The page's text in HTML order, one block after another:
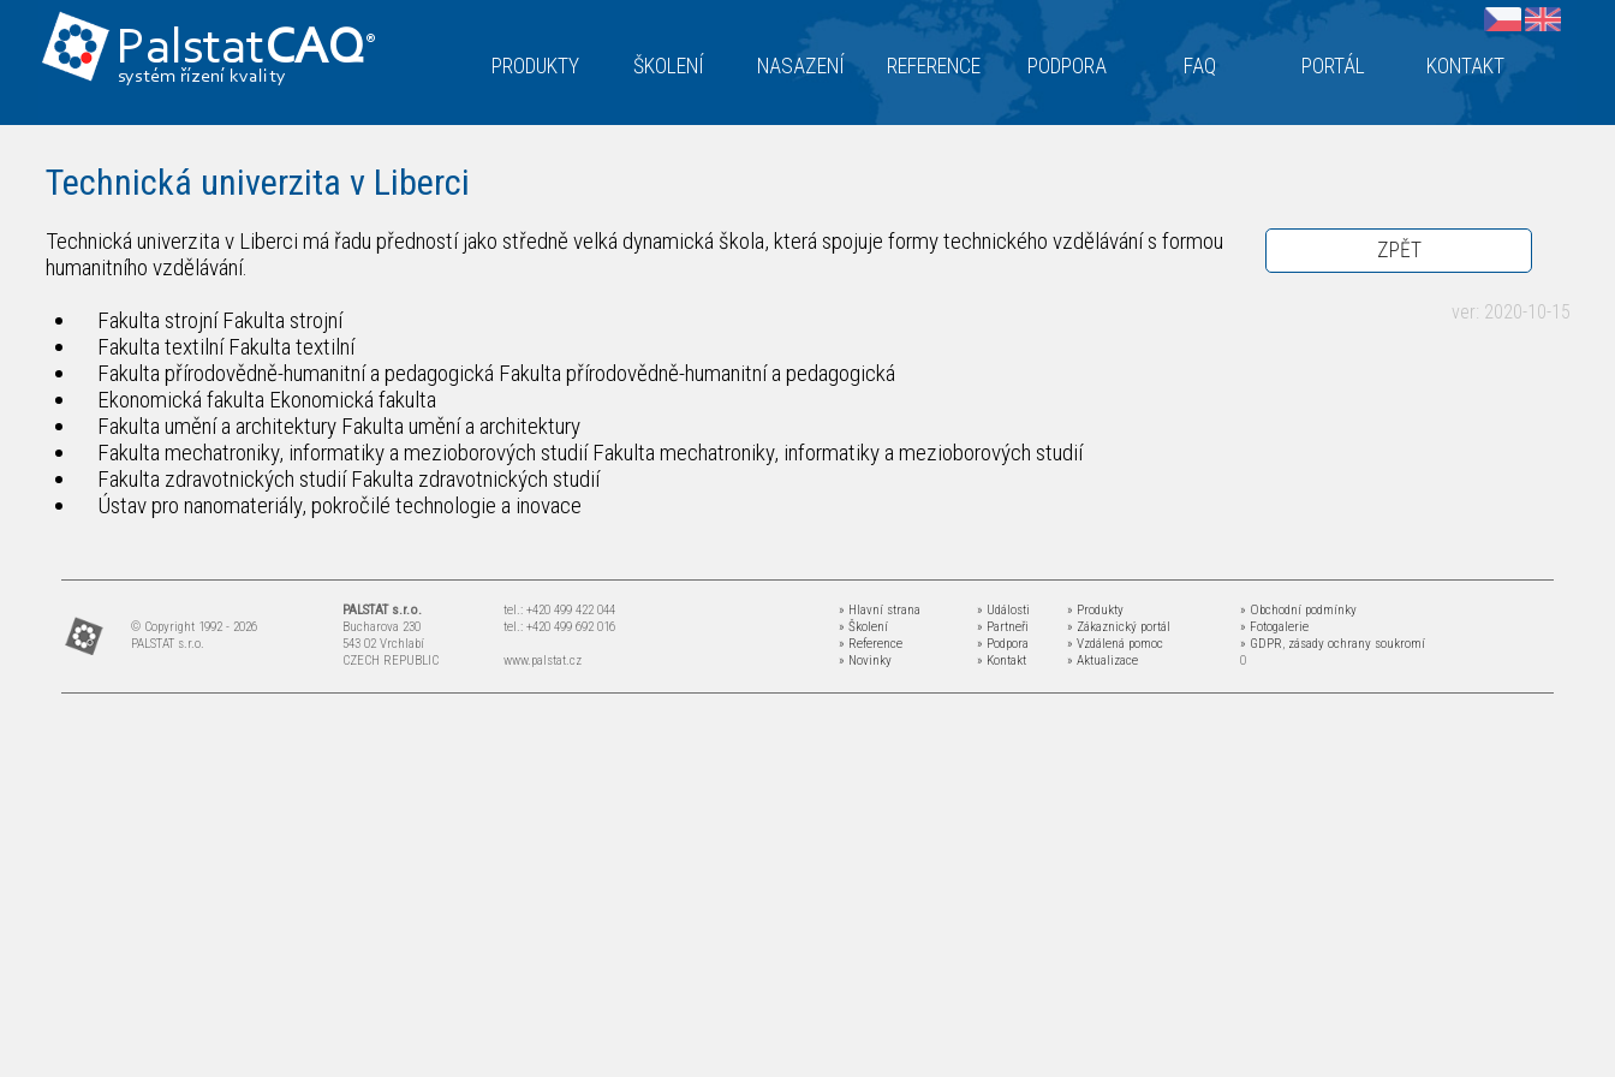
PalstatCAQ®
systém řízení kvality PRODUKTY ŠKOLENÍ NASAZENÍ REFERENCE PODPORA FAQ PORTÁL KONTAKT
Technická univerzita v Liberci
ZPĚT
ver: 2020-10-15
Technická univerzita v Liberci má řadu předností jako středně velká dynamická škola, která spojuje formy technického vzdělávání s formou
humanitního vzdělávání.
Fakulta strojní Fakulta strojní
Fakulta textilní Fakulta textilní
Fakulta přírodovědně-humanitní a pedagogická Fakulta přírodovědně-humanitní a pedagogická
Ekonomická fakulta Ekonomická fakulta
Fakulta umění a architektury Fakulta umění a architektury
Fakulta mechatroniky, informatiky a mezioborových studií Fakulta mechatroniky, informatiky a mezioborových studií
Fakulta zdravotnických studií Fakulta zdravotnických studií
Ústav pro nanomateriály, pokročilé technologie a inovace
© Copyright 1992 - 2026
PALSTAT s.r.o.
PALSTAT s.r.o.
Bucharova 230
543 02 Vrchlabí
CZECH REPUBLIC
tel.: +420 499 422 044
tel.: +420 499 692 016
www.palstat.cz
» Hlavní strana
» Školení
» Reference
» Novinky
» Události
» Partneři
» Podpora
» Kontakt
» Produkty
» Zákaznický portál
» Vzdálená pomoc
» Aktualizace
» Obchodní podmínky
» Fotogalerie
» GDPR, zásady ochrany soukromí
0